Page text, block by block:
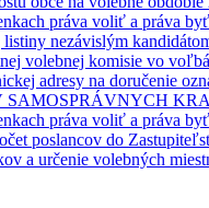
práva voliť a práva
listiny nezávislým
volebnej komisie vo
adresy na doručenie
práva voliť a práva
poslancov do
a určenie volebných